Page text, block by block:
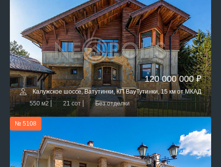
120 000 000 ₽
Калужское шоссе, Ватутинки, КП ВауТутинки, 15 км от МКАД
550 м2
21 сот Без отделки
№ 5108